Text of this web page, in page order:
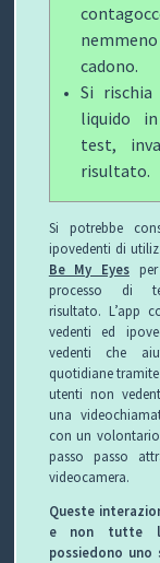
cadono.
Si
liquido
test,
risultato.
Si potrebbe
ipovedenti di
Be My Eyes
processo di
risultato. L’app
vedenti ed
vedenti che
quotidiane
utenti non
una
con un
passo passo
videocamera.
Queste
e non tutte
possiedono uno